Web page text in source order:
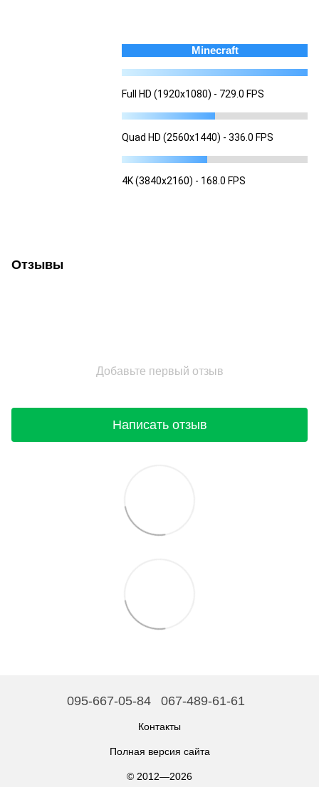
Minecraft
Full HD (1920x1080) - 729.0 FPS
Quad HD (2560x1440) - 336.0 FPS
4K (3840x2160) - 168.0 FPS
Отзывы
Добавьте первый отзыв
Написать отзыв
095-667-05-84 067-489-61-61
Контакты
Полная версия сайта
© 2012—2026